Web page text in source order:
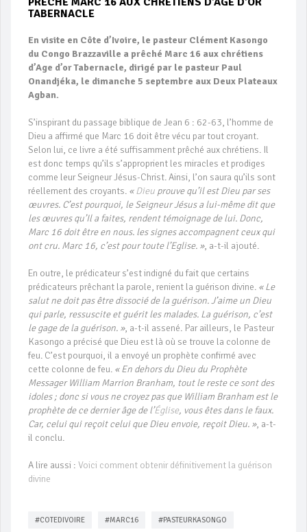
TABERNACLE
En visite en Côte d’Ivoire, le pasteur Clément Kasongo
du Congo Brazzaville a prêché Marc 16 aux chrétiens
d’Age d’or Tabernacle, dirigé par le pasteur Paul
Onandjéka, le dimanche 5 septembre aux Deux Plateaux
Agban.
S’inspirant du passage biblique de Jean 6 : 62-63, l’homme de
Dieu a affirmé que Marc 16 doit être vécu par tout croyant.
Selon lui, ce livre a été suffisamment prêché aux chrétiens. Il
est donc temps qu’ils s’approprient les miracles et prodiges
comme leur Seigneur Jésus-Christ. Ainsi, l’on saura qu’ils sont
réellement des croyants. «Dieu prouve qu’il est Dieu par ses
œuvres. C’est pourquoi, le Seigneur Jésus a lui-même dit que
les œuvres qu’Il a faites, rendent témoignage de lui. Donc,
Marc 16 doit être en nous. les signes accompagnent ceux qui
ont cru. Marc 16, c’est pour toute l’Eglise. », a-t-il ajouté.
En outre, le prédicateur s’est indigné du fait que certains
prédicateurs prêchant la parole, renient la guérison divine. « Le
salut ne doit pas être dissocié de la guérison. J’aime un Dieu
qui parle, ressuscite et guérit les malades. La guérison, c’est
le gage de la guérison. », a-t-il assené. Par ailleurs, le Pasteur
Kasongo a précisé que Dieu est là où se trouve la colonne de
feu. C’est pourquoi, il a envoyé un prophète confirmé avec
cette colonne de feu. « En dehors du Dieu du Prophète
Messager William Marrion Branham, tout le reste ce sont des
idoles ; donc si vous ne croyez pas que William Branham est le
prophète de ce dernier âge de l’Église, vous êtes dans le faux.
Car, celui qui reçoit celui que Dieu envoie, reçoit Dieu. », a-t-
il conclu.
A lire aussi : Voici comment obtenir définitivement la guérison
divine
#COTEDIVOIRE #MARC16 #PASTEURKASONGO